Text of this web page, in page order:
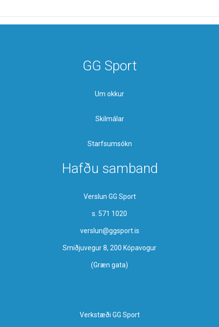
GG Sport
Um okkur
Skilmálar
Starfsumsókn
Hafðu samband
Verslun GG Sport
s. 571 1020
verslun@ggsport.is
Smiðjuvegur 8, 200 Kópavogur
(Græn gata)
Verkstæði GG Sport